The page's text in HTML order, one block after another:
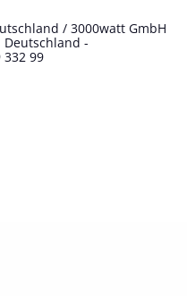
/ 3000watt GmbH
Deutschland -
332 99